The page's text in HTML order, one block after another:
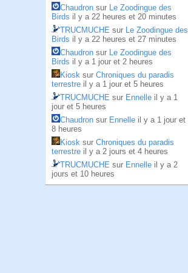
Chaudron sur Le Zoodingue des
Birds il y a 22 heures et 20 minutes
TRUCMUCHE sur Le Zoodingue des
Birds il y a 22 heures et 27 minutes
Chaudron sur Le Zoodingue des
Birds il y a 1 jour et 2 heures
Kiosk sur Chroniques du paradis
terrestre il y a 1 jour et 5 heures
TRUCMUCHE sur Ennelle il y a 1
jour et 5 heures
Chaudron sur Ennelle il y a 1 jour et
8 heures
Kiosk sur Chroniques du paradis
terrestre il y a 2 jours et 4 heures
TRUCMUCHE sur Ennelle il y a 2
jours et 10 heures